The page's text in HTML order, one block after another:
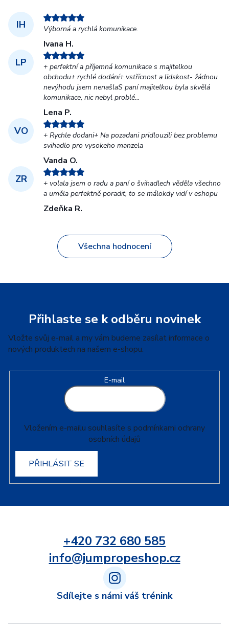
IH Výborná a rychlá komunikace.
Ivana H.
LP
+ perfektní a příjemná komunikace s majitelkou
obchodu+ rychlé dodání+ vstřícnost a lidskost- žádnou
nevýhodu jsem nenašlaS paní majitelkou byla skvělá
komunikace, nic nebyl problé...
Lena P.
VO
+ Rychle dodani+ Na pozadani pridlouzili bez problemu
svihadlo pro vysokeho manzela
Vanda O.
ZR
+ volala jsem o radu a paní o švihadlech věděla všechno
a uměla perfektně poradit, to se málokdy vidí v eshopu
Zdeňka R.
Všechna hodnocení
Přihlaste se k odběru novinek
Vložte svůj e-mail a my vám budeme zasílat informace o
nových produktech na našem e-shopu.
E-mail
Vložením e-mailu souhlasíte s podmínkami ochrany
osobních údajů
PŘIHLÁSIT SE
+420 732 680 585
info@jumpropeshop.cz
Sdílejte s námi váš trénink